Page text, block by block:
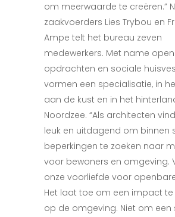
om meerwaarde te creëren.”
zaakvoerders Lies Trybou en
Ampe telt het bureau zeven
medewerkers. Met name
opdrachten en sociale
vormen een specialisatie, in
aan de kust en in het
Noordzee. “Als architecten
leuk en uitdagend om binnen
beperkingen te zoeken naar
voor bewoners en omgeving.
onze voorliefde voor
Het laat toe om een impact
op de omgeving. Niet om